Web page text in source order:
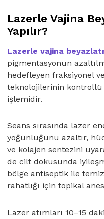
Lazerle Vajina
Yapılır?
Lazerle vajina
pigmentasyonun
hedefleyen fraksiyonel
teknolojilerinin kontrollü
işlemidir.
Seans sırasında lazer
yoğunluğunu azaltır,
ve kolajen sentezini
de cilt dokusunda
bölge antiseptik ile
rahatlığı için topikal
Lazer atımları 10–15